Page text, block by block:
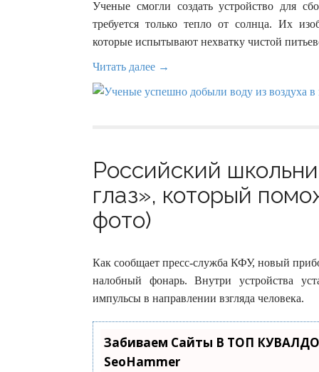
Ученые смогли создать устройство для
требуется только тепло от солнца. Их
которые испытывают нехватку чистой
Читать далее →
Российский
глаз», который
фото)
Как сообщает пресс-служба КФУ, новый
налобный фонарь. Внутри устройства
импульсы в направлении взгляда человека.
Забиваем Сайты В ТОП
SeoHammer